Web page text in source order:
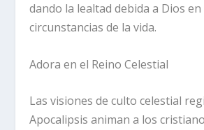
dando la lealtad debida a Dios
circunstancias de la vida.
Adora en el Reino Celestial
Las visiones de culto celestial
Apocalipsis animan a los